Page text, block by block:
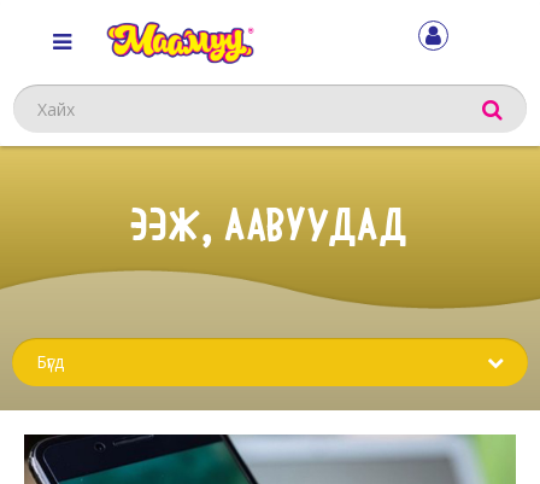
Хайх
ЭЭЖ, ААВУУДАД